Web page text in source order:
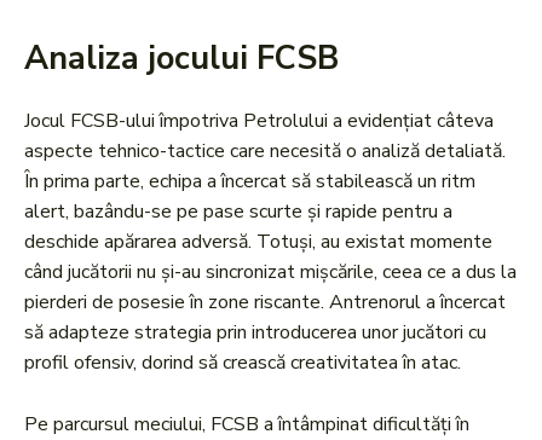
Analiza jocului FCSB
Jocul FCSB-ului împotriva Petrolului a evidențiat câteva
aspecte tehnico-tactice care necesită o analiză detaliată.
În prima parte, echipa a încercat să stabilească un ritm
alert, bazându-se pe pase scurte și rapide pentru a
deschide apărarea adversă. Totuși, au existat momente
când jucătorii nu și-au sincronizat mișcările, ceea ce a dus la
pierderi de posesie în zone riscante. Antrenorul a încercat
să adapteze strategia prin introducerea unor jucători cu
profil ofensiv, dorind să crească creativitatea în atac.
Pe parcursul meciului, FCSB a întâmpinat dificultăți în